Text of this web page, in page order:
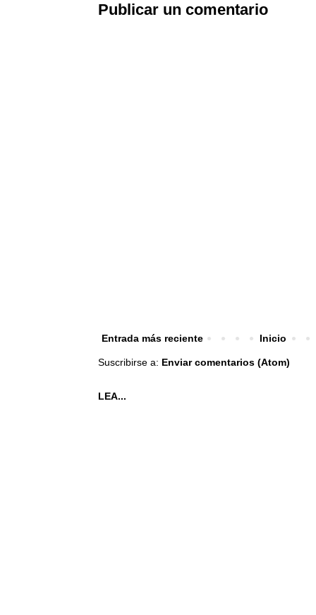
Publicar un comentario
Entrada más reciente Inicio
Suscribirse a: Enviar comentarios (Atom)
LEA...